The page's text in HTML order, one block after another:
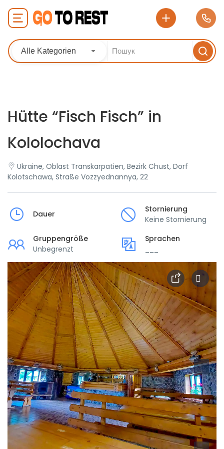
Alle Kategorien
Hütte “Fisch Fisch” in
Kololochava
Ukraine, Oblast Transkarpatien, Bezirk Chust, Dorf
Kolotschawa, Straße Vozzyednannya, 22
Dauer
Stornierung
Keine Stornierung
Gruppengröße
Unbegrenzt
Sprachen